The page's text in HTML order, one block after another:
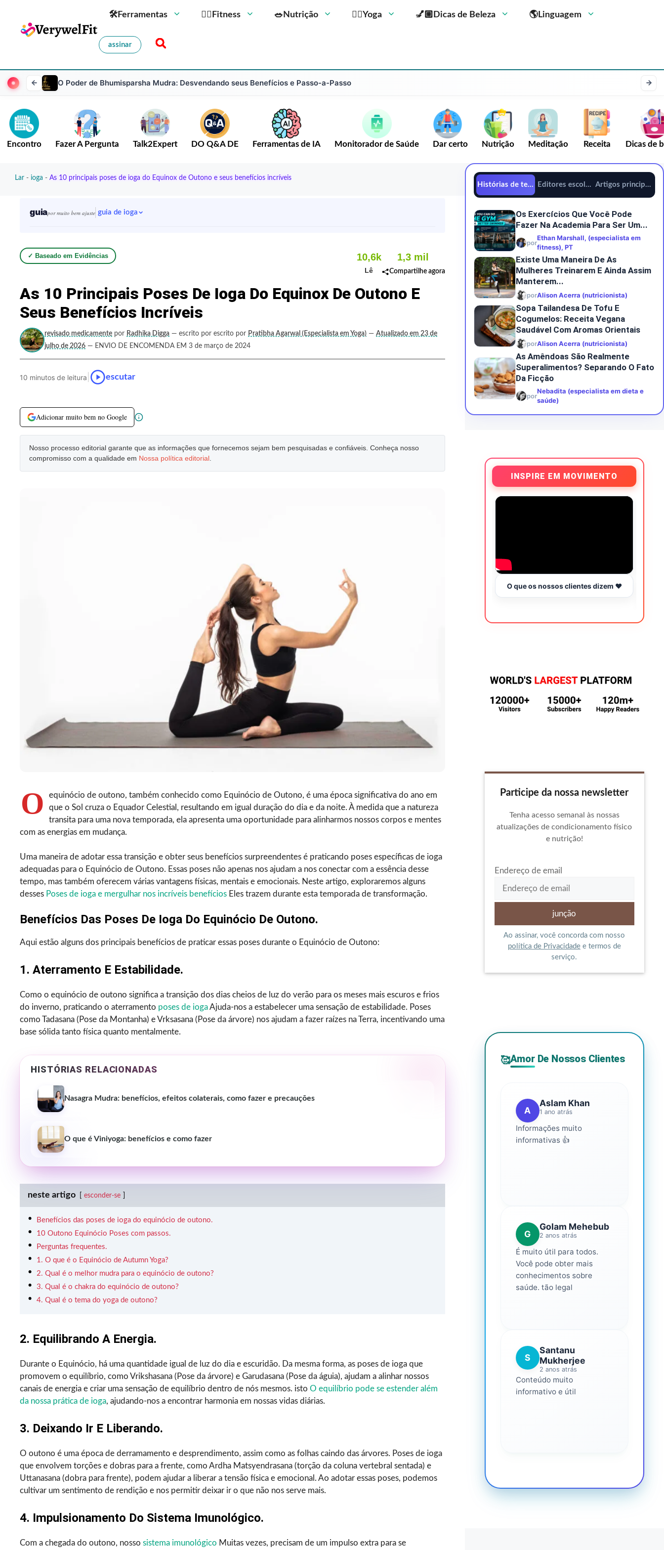
🛠Ferramentas 🏋️‍♀️Fitness 🥗Nutrição 🧘‍♀️Yoga 💅🏼Dicas de Beleza 🌎Linguagem
assinar
O Poder de Bhumisparsha Mudra: Desvendando seus Benefícios e Passo-a-Passo
Encontro Fazer A Pergunta Talk2Expert DO Q&A DE Ferramentas de IA Monitorador de Saúde Dar certo Nutrição Meditação Receita Dicas de
Lar - ioga - As 10 principais poses de ioga do Equinox de Outono e seus benefícios incríveis
guiapor muito bem ajuste guia de ioga
✓ Baseado em Evidências 10,6k
Lê
1,3 mil
Compartilhe agora
As 10 Principais Poses De Ioga Do Equinox De Outono E
Seus Benefícios Incríveis
revisado medicamente por Radhika Digga — escrito por escrito por Pratibha Agarwal (Especialista em Yoga) — Atualizado em 23 de
julho de 2026 — ENVIO DE ENCOMENDA EM 3 de março de 2024
10 minutos de leitura escutar
Adicionar muito bem no Google
Nosso processo editorial garante que as informações que fornecemos sejam bem pesquisadas e confiáveis. Conheça nosso
compromisso com a qualidade em Nossa política editorial
O
equinócio de outono, também conhecido como Equinócio de Outono, é uma época significativa do ano em
que o Sol cruza o Equador Celestial, resultando em igual duração do dia e da noite. À medida que a natureza
transita para uma nova temporada, ela apresenta uma oportunidade para alinharmos nossos corpos e mentes
com as energias em mudança.
Uma maneira de adotar essa transição e obter seus benefícios surpreendentes é praticando poses específicas de ioga
adequadas para o Equinócio de Outono. Essas poses não apenas nos ajudam a nos conectar com a essência desse
tempo, mas também oferecem várias vantagens físicas, mentais e emocionais. Neste artigo, exploraremos alguns
desses Poses de ioga e mergulhar nos incríveis benefícios Eles trazem durante esta temporada de transformação.
Benefícios Das Poses De Ioga Do Equinócio De Outono.
Aqui estão alguns dos principais benefícios de praticar essas poses durante o Equinócio de Outono:
1. Aterramento E Estabilidade.
Como o equinócio de outono significa a transição dos dias cheios de luz do verão para os meses mais escuros e frios
do inverno, praticando o aterramento poses de iogaAjuda-nos a estabelecer uma sensação de estabilidade. Poses
como Tadasana (Pose da Montanha) e Vrksasana (Pose da árvore) nos ajudam a fazer raízes na Terra, incentivando uma
base sólida tanto física quanto mentalmente.
HISTÓRIAS RELACIONADAS
Nasagra Mudra: benefícios, efeitos colaterais, como fazer e precauções
O que é Viniyoga: benefícios e como fazer
neste artigo esconder-se
Benefícios das poses de ioga do equinócio de outono.
10 Outono Equinócio Poses com passos.
Perguntas frequentes.
1. O que é o Equinócio de Autumn Yoga?
2. Qual é o melhor mudra para o equinócio de outono?
3. Qual é o chakra do equinócio de outono?
4. Qual é o tema do yoga de outono?
2. Equilibrando A Energia.
Durante o Equinócio, há uma quantidade igual de luz do dia e escuridão. Da mesma forma, as poses de ioga que
promovem o equilíbrio, como Vrikshasana (Pose da árvore) e Garudasana (Pose da águia), ajudam a alinhar nossos
canais de energia e criar uma sensação de equilíbrio dentro de nós mesmos. isto O equilíbrio pode se estender além
da nossa prática de ioga, ajudando-nos a encontrar harmonia em nossas vidas diárias.
3. Deixando Ir E Liberando.
O outono é uma época de derramamento e desprendimento, assim como as folhas caindo das árvores. Poses de ioga
que envolvem torções e dobras para a frente, como Ardha Matsyendrasana (torção da coluna vertebral sentada) e
Uttanasana (dobra para frente), podem ajudar a liberar a tensão física e emocional. Ao adotar essas poses, podemos
cultivar um sentimento de rendição e nos permitir deixar ir o que não nos serve mais.
4. Impulsionamento Do Sistema Imunológico.
Com a chegada do outono, nosso sistema imunológico Muitas vezes, precisam de um impulso extra para se
Histórias de tendênciasEditores escolhemArtigos principais
Os Exercícios Que Você Pode
Fazer Na Academia Para Ser Um...
por
Ethan Marshall, (especialista em
fitness), PT
Existe Uma Maneira De As
Mulheres Treinarem E Ainda Assim
Manterem...
porAlison Acerra (nutricionista)
Sopa Tailandesa De Tofu E
Cogumelos: Receita Vegana
Saudável Com Aromas Orientais
porAlison Acerra (nutricionista)
As Amêndoas São Realmente
Superalimentos? Separando O Fato
Da Ficção
por
Nebadita (especialista em dieta e
saúde)
INSPIRE EM MOVIMENTO
O que os nossos clientes dizem ❤️
Participe da nossa newsletter
Tenha acesso semanal às nossas
atualizações de condicionamento físico
e nutrição!
Endereço de email
Ao assinar, você concorda com nosso
política de Privacidadee termos de
serviço.
🥰Amor De Nossos Clientes
A
Aslam Khan
1 ano atrás
Informações muito
informativas 👍
G
Golam Mehebub
2 anos atrás
É muito útil para todos.
Você pode obter mais
conhecimentos sobre
saúde. tão legal
S
Santanu
Mukherjee
2 anos atrás
Conteúdo muito
informativo e útil